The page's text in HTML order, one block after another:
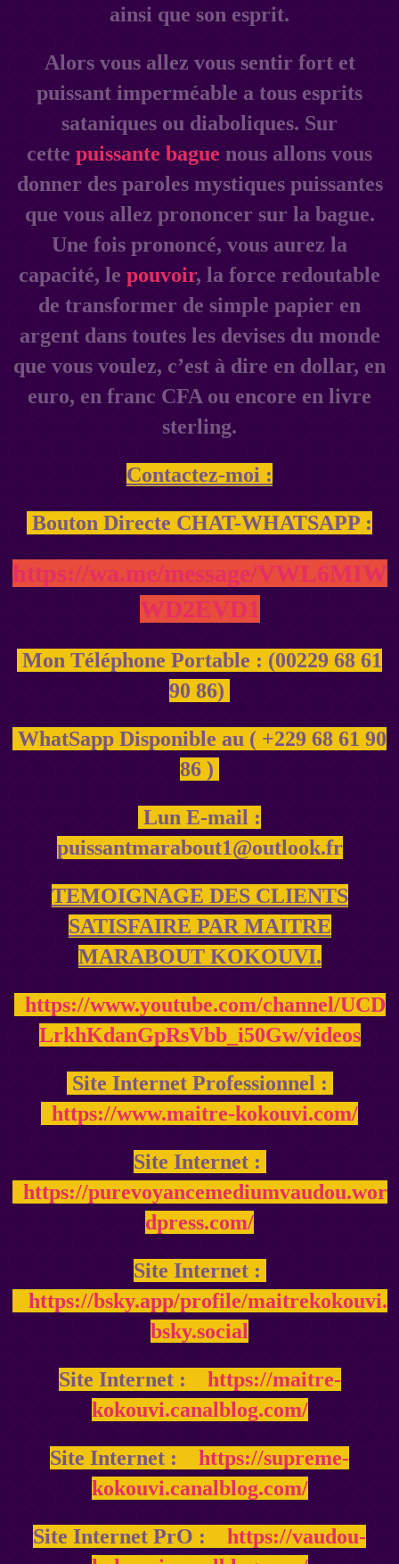
ainsi que son esprit.
Alors vous allez vous sentir fort et
puissant imperméable a tous esprits
sataniques ou diaboliques. Sur
cette puissante bague nous allons vous
donner des paroles mystiques puissantes
que vous allez prononcer sur la bague.
Une fois prononcé, vous aurez la
capacité, le pouvoir, la force redoutable
de transformer de simple papier en
argent dans toutes les devises du monde
que vous voulez, c’est à dire en dollar, en
euro, en franc CFA ou encore en livre
sterling.
Contactez-moi :
Bouton Directe CHAT-WHATSAPP :
https://wa.me/message/VWL6MIW
WD2EVD1
Mon Téléphone Portable : (00229 68 61
90 86)
WhatSapp Disponible au ( +229 68 61 90
86 )
Lun E-mail :
puissantmarabout1@outlook.fr
TEMOIGNAGE DES CLIENTS
SATISFAIRE PAR MAITRE
MARABOUT KOKOUVI.
https://www.youtube.com/channel/UCD
LrkhKdanGpRsVbb_i50Gw/videos
Site Internet Professionnel :
https://www.maitre-kokouvi.com/
Site Internet :
https://purevoyancemediumvaudou.wor
dpress.com/
Site Internet :
https://bsky.app/profile/maitrekokouvi.
bsky.social
Site Internet : https://maitre-
kokouvi.canalblog.com/
Site Internet : https://supreme-
kokouvi.canalblog.com/
Site Internet PrO : https://vaudou-